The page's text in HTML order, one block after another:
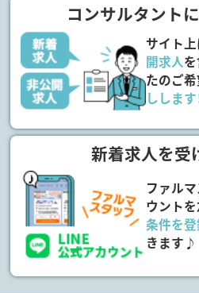
コンサルタント
サイト
開求人
たのご
しします
新着求人を受
ファル
ウント
条件を
きます♪